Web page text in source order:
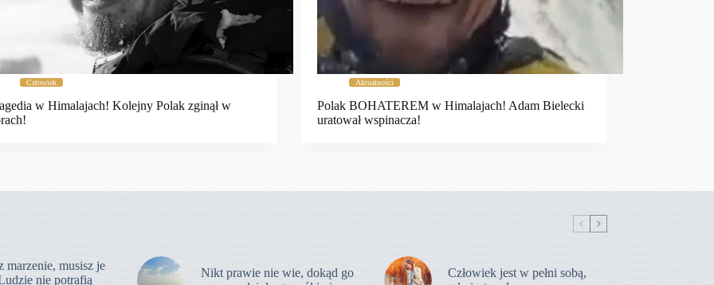
Człowiek
w Himalajach! Kolejny Polak zginął w
Aktualności
Polak BOHATEREM w Himalajach! Adam Bielecki
uratował wspinacza!
marzenie, musisz je
nie potrafią
Nikt prawie nie wie, dokąd go
Człowiek jest w pełni sobą,